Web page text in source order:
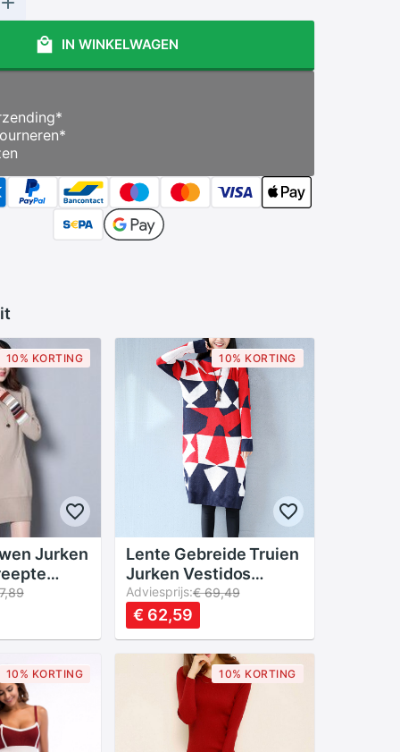
IN WINKELWAGEN
*
*
10% KORTING
Jurken
Jurk
Slim
10% KORTING
Lente Gebreide Truien
Jurken Vestidos
Vrouwen
geometrische O-hals
Lange Mouw Losse
Winter Casual Jurken
FP0277
Adviesprijs:€ 69,49
€ 62,59
10% KORTING 10% KORTING